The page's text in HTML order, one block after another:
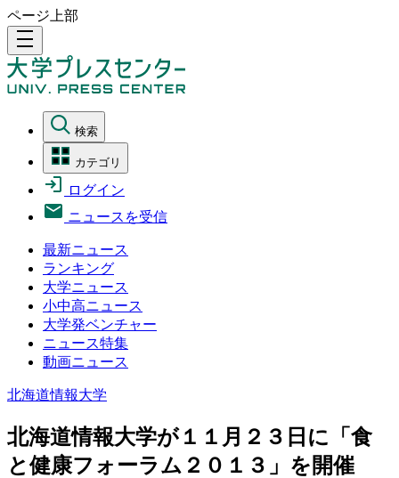
ページ上部
density_medium
検索
カテゴリ
ログイン
ニュースを受信
最新ニュース
ランキング
大学ニュース
小中高ニュース
大学発ベンチャー
ニュース特集
動画ニュース
北海道情報大学
北海道情報大学が１１月２３日に「食
と健康フォーラム２０１３」を開催